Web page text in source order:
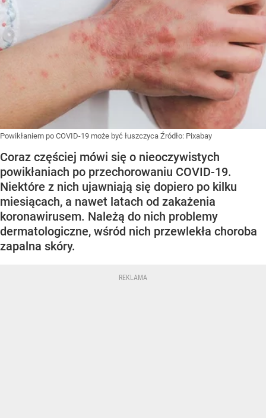
Powikłaniem po COVID-19 może być łuszczyca Źródło: Pixabay
Coraz częściej mówi się o nieoczywistych
powikłaniach po przechorowaniu COVID-19.
Niektóre z nich ujawniają się dopiero po kilku
miesiącach, a nawet latach od zakażenia
koronawirusem. Należą do nich problemy
dermatologiczne, wśród nich przewlekła choroba
zapalna skóry.